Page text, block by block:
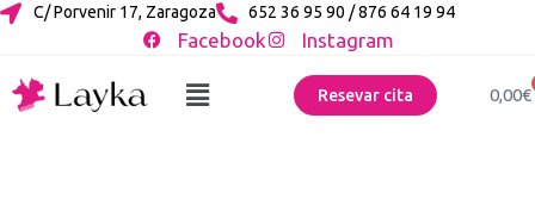
C/ Porvenir 17, Zaragoza 652 36 95 90 / 876 64 19 94
Facebook Instagram
Resevar cita 0,00€